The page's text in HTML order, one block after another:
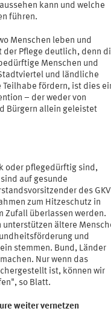
kann und welche
führen.
Menschen leben und
der Pflege deutlich, denn
Menschen und
und ländliche
fördern, ist dies
– der weder von
Bürgern allein geleistet
oder pflegedürftig sind,
auf gesunde
des
zum Hitzeschutz in
Zufall überlassen werden.
unterstützen ältere
und
stemmen. Bund, Länder
Nur wenn das
ist, können wir
so Blatt.
weiter vernetzen